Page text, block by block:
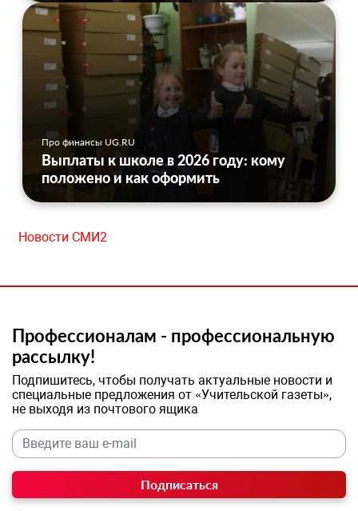
Про финансы UG.RU
Выплаты к школе в 2026 году: кому
положено и как оформить
Новости СМИ2
Профессионалам - профессиональную
рассылку!
Подпишитесь, чтобы получать актуальные новости и
специальные предложения от «Учительской газеты»,
не выходя из почтового ящика
Подписаться